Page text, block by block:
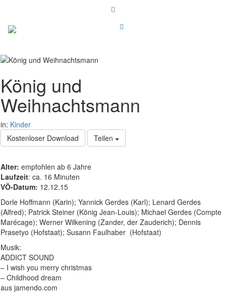
König und
Weihnachtsmann
in: Kinder
Kostenloser Download
Teilen
Alter: empfohlen ab 6 Jahre
Laufzeit: ca. 16 Minuten
VÖ-Datum: 12.12.15
Dorle Hoffmann (Karin); Yannick Gerdes (Karl); Lenard Gerdes
(Alfred); Patrick Steiner (König Jean-Louis); Michael Gerdes (Compte
Marécage); Werner Wilkening (Zander, der Zauderich); Dennis
Prasetyo (Hofstaat); Susann Faulhaber (Hofstaat)
Musik:
ADDICT SOUND
– I wish you merry christmas
– Childhood dream
aus jamendo.com